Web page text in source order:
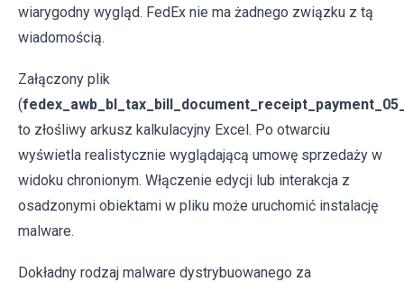
wiarygodny wygląd. FedEx nie ma żadnego związku z tą
wiadomością.
Załączony plik
(
to złośliwy arkusz kalkulacyjny Excel. Po otwarciu
wyświetla realistycznie wyglądającą umowę sprzedaży w
widoku chronionym. Włączenie edycji lub interakcja z
osadzonymi obiektami w pliku może uruchomić instalację
malware.
Dokładny rodzaj malware dystrybuowanego za